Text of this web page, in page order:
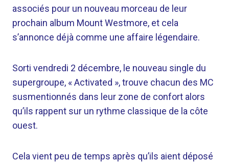
associés pour un nouveau morceau de leur
prochain album Mount Westmore, et cela
s’annonce déjà comme une affaire légendaire.
Sorti vendredi 2 décembre, le nouveau single du
supergroupe, « Activated », trouve chacun des MC
susmentionnés dans leur zone de confort alors
qu’ils rappent sur un rythme classique de la côte
ouest.
Cela vient peu de temps après qu’ils aient déposé